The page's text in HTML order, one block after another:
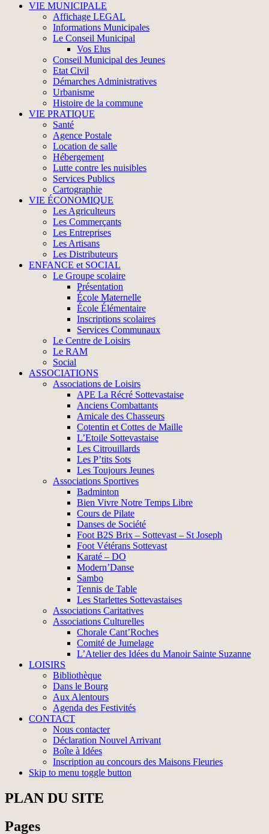
VIE MUNICIPALE
Affichage LEGAL
Informations Municipales
Le Conseil Municipal
Vos Elus
Conseil Municipal des Jeunes
Etat Civil
Démarches Administratives
Urbanisme
Histoire de la commune
VIE PRATIQUE
Santé
Agence Postale
Location de salle
Hébergement
Lutte contre les nuisibles
Services Publics
Cartographie
VIE ÉCONOMIQUE
Les Agriculteurs
Les Commerçants
Les Entreprises
Les Artisans
Les Distributeurs
ENFANCE et SOCIAL
Le Groupe scolaire
Présentation
École Maternelle
École Élémentaire
Inscriptions scolaires
Services Communaux
Le Centre de Loisirs
Le RAM
Social
ASSOCIATIONS
Associations de Loisirs
APE La Récré Sottevastaise
Anciens Combattants
Amicale des Chasseurs
Cotentin et Cottes de Maille
L’Etoile Sottevastaise
Les Citrouillards
Les P’tits Sots
Les Toujours Jeunes
Associations Sportives
Badminton
Bien Vivre Notre Temps Libre
Cours de Pilate
Danses de Société
Foot B2S Brix – Sottevast – St Joseph
Foot Vétérans Sottevast
Karaté – DO
Modern’Danse
Sambo
Tennis de Table
Les Starlettes Sottevastaises
Associations Caritatives
Associations Culturelles
Chorale Cant’Roches
Comité de Jumelage
L’Atelier des Idées du Manoir Sainte Suzanne
LOISIRS
Bibliothèque
Dans le Bourg
Aux Alentours
Agenda des Festivités
CONTACT
Nous contacter
Déclaration Nouvel Arrivant
Boîte à Idées
Inscription au concours des Maisons Fleuries
Skip to menu toggle button
PLAN DU SITE
Pages